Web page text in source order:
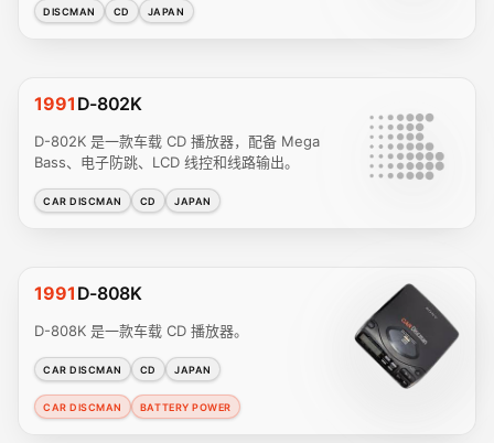
DISCMAN CD JAPAN
1991 D-802K
D-802K 是一款车载 CD 播放器，配备 Mega
Bass、电子防跳、LCD 线控和线路输出。
CAR DISCMAN CD JAPAN
1991 D-808K
D-808K 是一款车载 CD 播放器。
CAR DISCMAN CD JAPAN
CAR DISCMAN BATTERY POWER